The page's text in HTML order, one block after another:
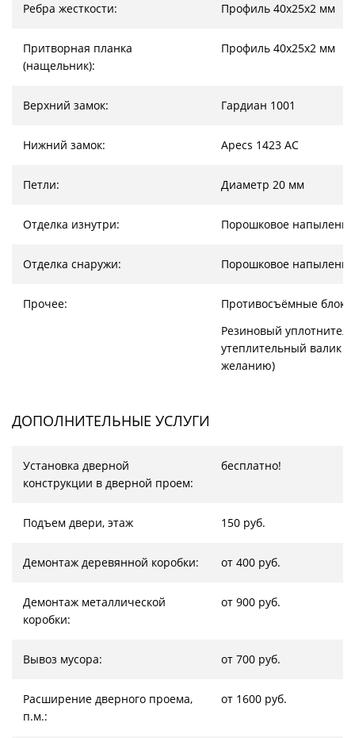
Ребра жесткости: Профиль 40х25х2 мм
Притворная планка
(нащельник):
Профиль 40х25х2 мм
Верхний замок: Гардиан 1001
Нижний замок: Apecs 1423 AC
Петли: Диаметр 20 мм
Отделка изнутри: Порошковое напыление
Отделка снаружи: Порошковое напыление
Прочее:
Противосъёмные
Резиновый
утеплительный валик
желанию)
ДОПОЛНИТЕЛЬНЫЕ УСЛУГИ
Установка дверной
конструкции в дверной проем:
бесплатно!
Подъем двери, этаж 150 руб.
Демонтаж деревянной коробки: от 400 руб.
Демонтаж металлической
коробки:
от 900 руб.
Вывоз мусора: от 700 руб.
Расширение дверного проема,
п.м.:
от 1600 руб.